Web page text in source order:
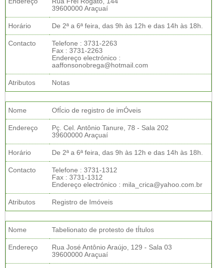
39600000 Araçuaí
Horário De 2ª a 6ª feira, das 9h às 12h e das 14h às 18h.
Contacto
Telefone : 3731-2263
Fax : 3731-2263
Endereço electrónico :
aaffonsonobrega@hotmail.com
Atributos Notas
Nome OfÍcio de registro de imÓveis
Endereço
Pç. Cel. Antônio Tanure, 78 - Sala 202
39600000 Araçuaí
Horário De 2ª a 6ª feira, das 9h às 12h e das 14h às 18h.
Contacto
Telefone : 3731-1312
Fax : 3731-1312
Endereço electrónico : mila_crica@yahoo.com.br
Atributos Registro de Imóveis
Nome Tabelionato de protesto de tÍtulos
Endereço
Rua José Antônio Araújo, 129 - Sala 03
39600000 Araçuaí